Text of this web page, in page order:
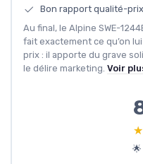
Bon rapport qualité-
Au final, le Alpine SWE-
fait exactement ce qu’on
prix : il apporte du grave
le délire marketing. Voir